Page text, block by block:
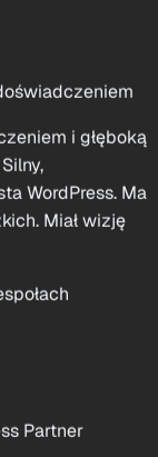
zespole
i głęboką
WordPress. Ma
Miał wizję